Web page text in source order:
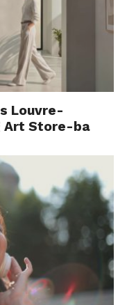
Louvre-
Art Store-ba